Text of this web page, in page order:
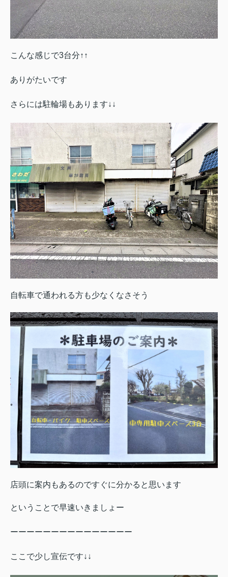
こんな感じで3台分↑↑
ありがたいです
さらには駐輪場もあります↓↓
自転車で通われる方も少なくなさそう
店頭に案内もあるのですぐに分かると思います
ということで早速いきましょー
ーーーーーーーーーーーーーーー
ここで少し宣伝です↓↓